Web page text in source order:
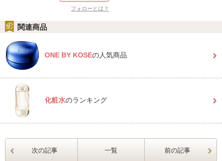
フォローとは？
関連商品
ONE BY KOSEの人気商品
化粧水のランキング
次の記事 一覧 前の記事